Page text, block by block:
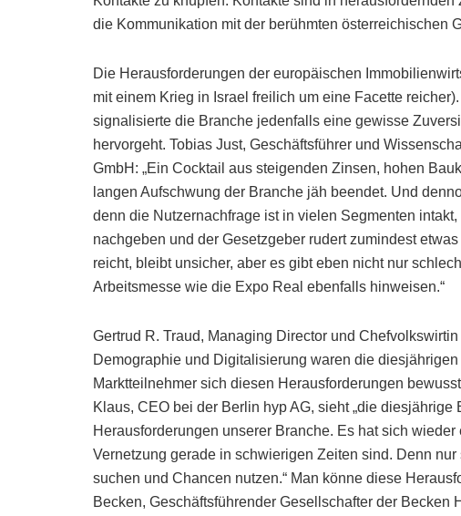
die Kommunikation mit der berühmten österreichischen
Die Herausforderungen der europäischen
mit einem Krieg in Israel freilich um eine Facette
signalisierte die Branche jedenfalls eine gewisse
hervorgeht. Tobias Just, Geschäftsführer und
GmbH: „Ein Cocktail aus steigenden Zinsen, hohen
langen Aufschwung der Branche jäh beendet. Und
denn die Nutzernachfrage ist in vielen Segmenten
nachgeben und der Gesetzgeber rudert zumindest
reicht, bleibt unsicher, aber es gibt eben nicht nur
Arbeitsmesse wie die Expo Real ebenfalls hinweisen.“
Gertrud R. Traud, Managing Director und
Demographie und Digitalisierung waren die
Marktteilnehmer sich diesen Herausforderungen
Klaus, CEO bei der Berlin hyp AG, sieht „die
Herausforderungen unserer Branche. Es hat sich
Vernetzung gerade in schwierigen Zeiten sind. Denn
suchen und Chancen nutzen.“ Man könne diese
Becken, Geschäftsführender Gesellschafter der Becken